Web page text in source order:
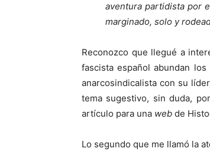
aventura partidista por
marginado, solo y
Reconozco que llegué a
fascista español abundan
anarcosindicalista con su
tema sugestivo, sin duda,
artículo para una web de
Lo segundo que me llamó la